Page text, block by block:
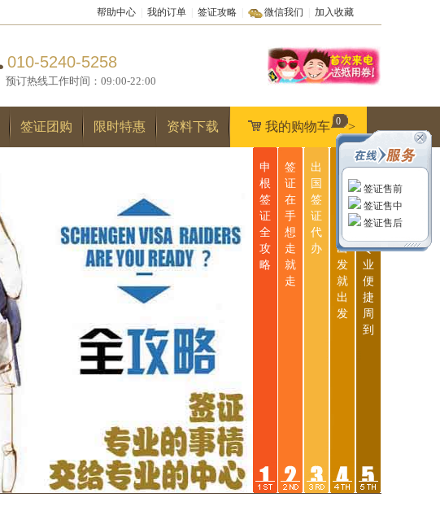
帮助中心 我的订单 签证攻略 微信我们 加入收藏
010-5240-5258
订热线工作时间：09:00-22:00
签证团购 限时特惠 资料下载 我的购物车 >
0
申
根
签
证
全
攻
略
签
证
在
手
想
走
就
走
出
国
签
证
代
办
无
说
出
发
就
出
发
一
站
式
服
专
业
便
捷
周
到
签证售前
签证售中
签证售后